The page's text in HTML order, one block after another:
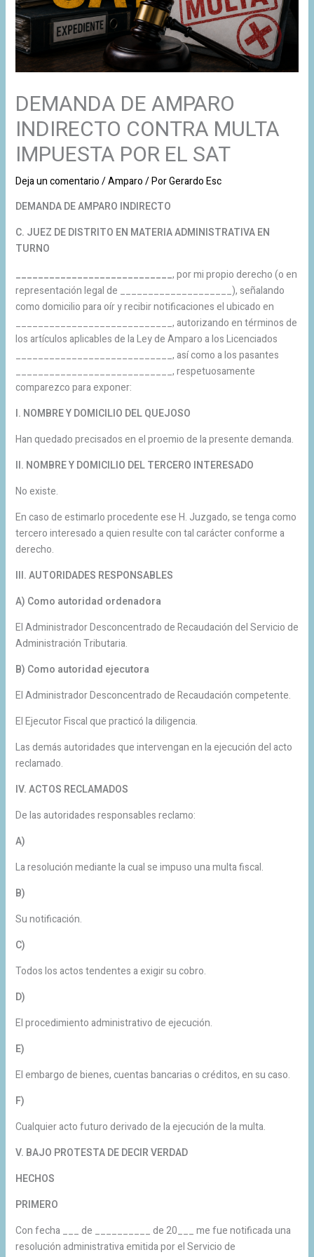
DEMANDA DE AMPARO
INDIRECTO CONTRA MULTA
IMPUESTA POR EL SAT
Deja un comentario/Amparo/ PorGerardo Esc
DEMANDA DE AMPARO INDIRECTO
C. JUEZ DE DISTRITO EN MATERIA ADMINISTRATIVA EN
TURNO
____________________________, por mi propio derecho (o en
representación legal de ____________________), señalando
como domicilio para oír y recibir notificaciones el ubicado en
____________________________, autorizando en términos de
los artículos aplicables de la Ley de Amparo a los Licenciados
____________________________, así como a los pasantes
____________________________, respetuosamente
comparezco para exponer:
I. NOMBRE Y DOMICILIO DEL QUEJOSO
Han quedado precisados en el proemio de la presente demanda.
II. NOMBRE Y DOMICILIO DEL TERCERO INTERESADO
No existe.
En caso de estimarlo procedente ese H. Juzgado, se tenga como
tercero interesado a quien resulte con tal carácter conforme a
derecho.
III. AUTORIDADES RESPONSABLES
A) Como autoridad ordenadora
El Administrador Desconcentrado de Recaudación del Servicio de
Administración Tributaria.
B) Como autoridad ejecutora
El Administrador Desconcentrado de Recaudación competente.
El Ejecutor Fiscal que practicó la diligencia.
Las demás autoridades que intervengan en la ejecución del acto
reclamado.
IV. ACTOS RECLAMADOS
De las autoridades responsables reclamo:
A)
La resolución mediante la cual se impuso una multa fiscal.
B)
Su notificación.
C)
Todos los actos tendentes a exigir su cobro.
D)
El procedimiento administrativo de ejecución.
E)
El embargo de bienes, cuentas bancarias o créditos, en su caso.
F)
Cualquier acto futuro derivado de la ejecución de la multa.
V. BAJO PROTESTA DE DECIR VERDAD
HECHOS
PRIMERO
Con fecha ___ de __________ de 20___ me fue notificada una
resolución administrativa emitida por el Servicio de